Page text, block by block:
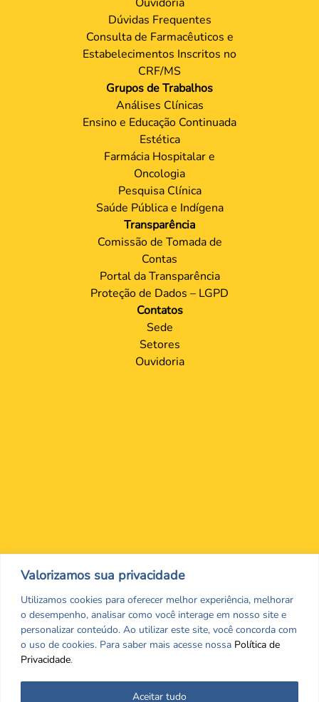
Valorizamos sua privacidade
Utilizamos cookies para oferecer melhor experiência, melhorar
o desempenho, analisar como você interage em nosso site e
personalizar conteúdo. Ao utilizar este site, você concorda com
o uso de cookies. Para saber mais acesse nossa Política de
Privacidade.
Aceitar tudo
Dúvidas Frequentes
Consulta de Farmacêuticos e
Estabelecimentos Inscritos no
CRF/MS
Grupos de Trabalhos
Análises Clínicas
Ensino e Educação Continuada
Estética
Farmácia Hospitalar e
Oncologia
Pesquisa Clínica
Saúde Pública e Indígena
Transparência
Comissão de Tomada de
Contas
Portal da Transparência
Proteção de Dados – LGPD
Contatos
Sede
Setores
Ouvidoria